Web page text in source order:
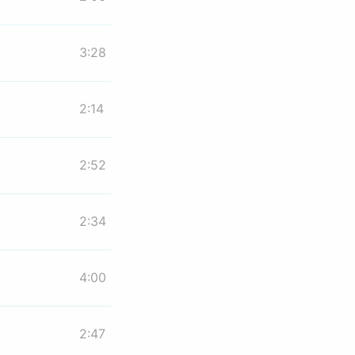
3:28
2:14
2:52
2:34
4:00
2:47